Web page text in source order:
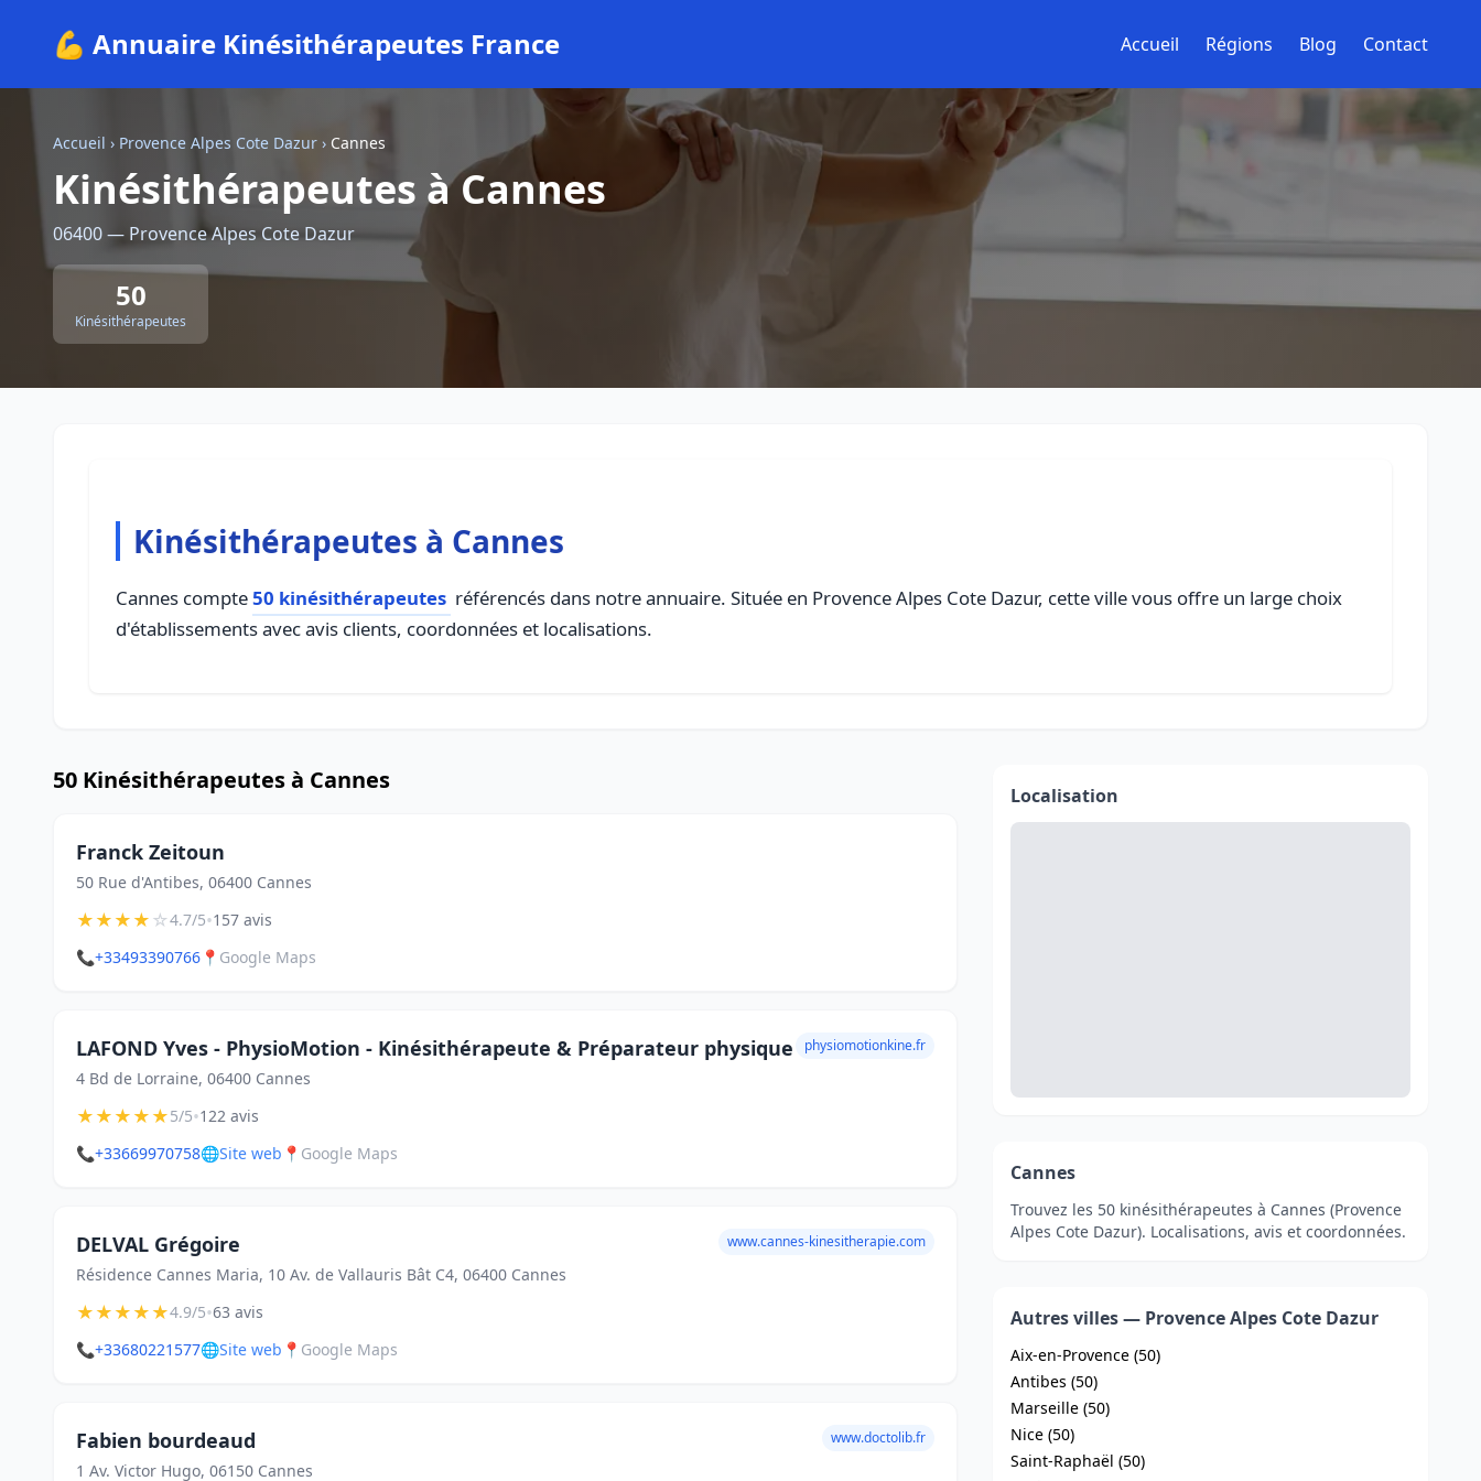
💪 Annuaire Kinésithérapeutes France Accueil Régions Blog Contact
Accueil › Provence Alpes Cote Dazur › Cannes
Kinésithérapeutes à Cannes
06400 — Provence Alpes Cote Dazur
50
Kinésithérapeutes
Kinésithérapeutes à Cannes
Cannes compte50 kinésithérapeutes référencés dans notre annuaire. Située en Provence Alpes Cote Dazur, cette ville vous offre un large choix
d'établissements avec avis clients, coordonnées et localisations.
50 Kinésithérapeutes à Cannes
Franck Zeitoun
50 Rue d'Antibes, 06400 Cannes
★★★★☆4.7/5•157 avis
📞+33493390766 📍 Google Maps
LAFOND Yves - PhysioMotion - Kinésithérapeute & Préparateur physique
4 Bd de Lorraine, 06400 Cannes
physiomotionkine.fr
★★★★★5/5•122 avis
📞+33669970758🌐Site web 📍 Google Maps
DELVAL Grégoire
Résidence Cannes Maria, 10 Av. de Vallauris Bât C4, 06400 Cannes
www.cannes-kinesitherapie.com
★★★★★4.9/5•63 avis
📞+33680221577🌐Site web 📍 Google Maps
Fabien bourdeaud
1 Av. Victor Hugo, 06150 Cannes
www.doctolib.fr
Localisation
Cannes
Trouvez les 50 kinésithérapeutes à Cannes (Provence
Alpes Cote Dazur). Localisations, avis et coordonnées.
Autres villes — Provence Alpes Cote Dazur
Aix-en-Provence (50)
Antibes (50)
Marseille (50)
Nice (50)
Saint-Raphaël (50)